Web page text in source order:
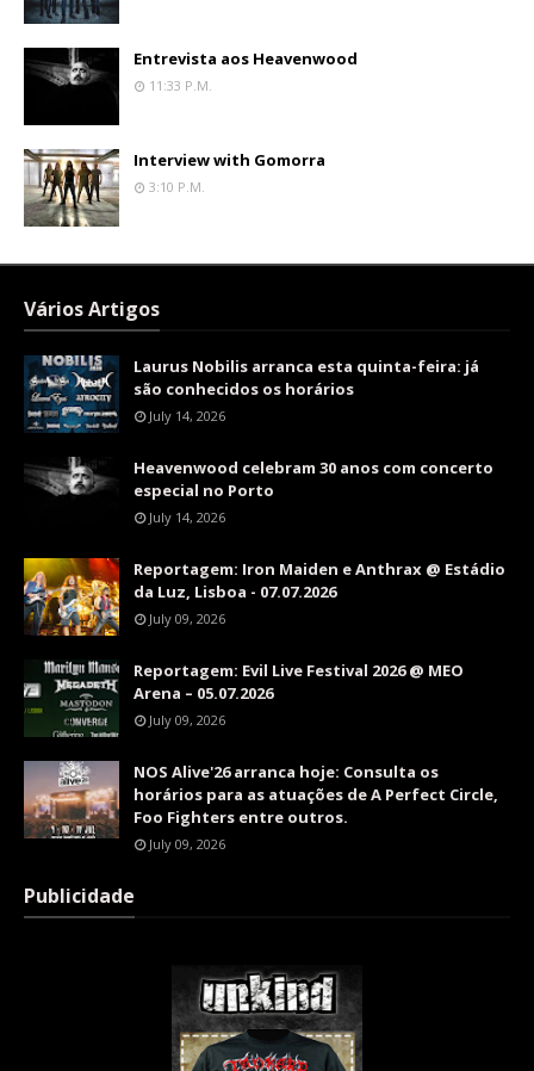
Entrevista aos Heavenwood
11:33 P.m.
Interview with Gomorra
3:10 P.m.
Vários Artigos
Laurus Nobilis arranca esta quinta-feira: já
são conhecidos os horários
July 14, 2026
Heavenwood celebram 30 anos com concerto
especial no Porto
July 14, 2026
Reportagem: Iron Maiden e Anthrax @ Estádio
da Luz, Lisboa - 07.07.2026
July 09, 2026
Reportagem: Evil Live Festival 2026 @ MEO
Arena – 05.07.2026
July 09, 2026
NOS Alive'26 arranca hoje: Consulta os
horários para as atuações de A Perfect Circle,
Foo Fighters entre outros.
July 09, 2026
Publicidade